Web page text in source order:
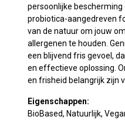
persoonlijke bescherming
probiotica-aangedreven
van de natuur om jouw
allergenen te houden.
een blijvend fris gevoel,
en effectieve oplossing.
en frisheid belangrijk zijn
Eigenschappen:
BioBased, Natuurlijk,